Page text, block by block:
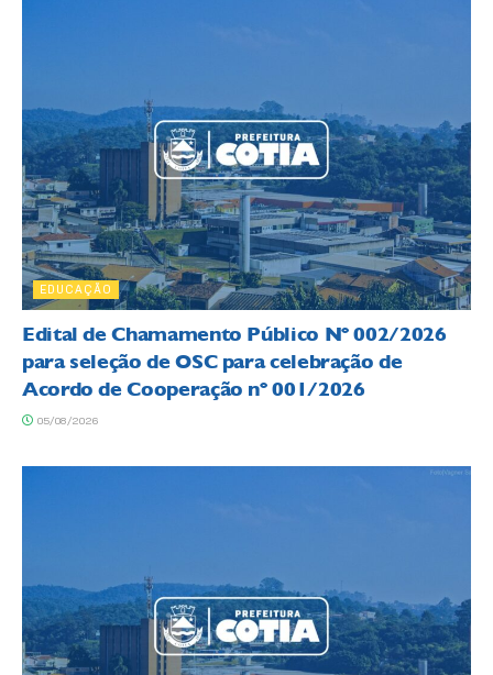
EDUCAÇÃO
Edital de Chamamento Público Nº 002/2026
para seleção de OSC para celebração de
Acordo de Cooperação nº 001/2026
05/08/2026